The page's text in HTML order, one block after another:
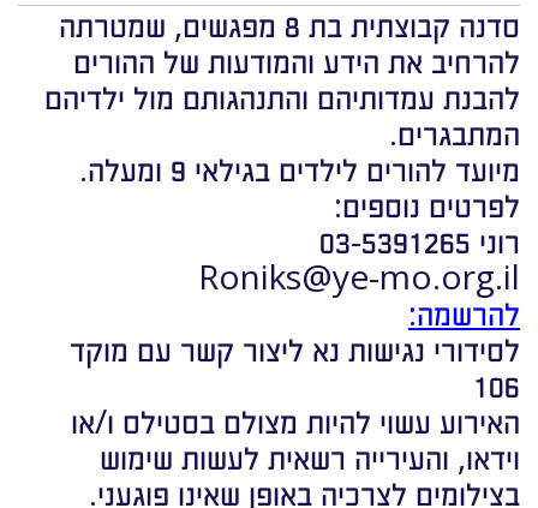
סדנה קבוצתית בת 8 מפגשים, שמטרתה
להרחיב את הידע והמודעות של ההורים
להבנת עמדותיהם והתנהגותם מול ילדיהם
המתבגרים.
מיועד להורים לילדים בגילאי 9 ומעלה.
לפרטים נוספים:
רוני 03-5391265
Roniks@ye-mo.org.il
להרשמה:
לסידורי נגישות נא ליצור קשר עם מוקד
106
האירוע עשוי להיות מצולם בסטילס ו/או
וידאו, והעירייה רשאית לעשות שימוש
בצילומים לצרכיה באופן שאינו פוגעני.